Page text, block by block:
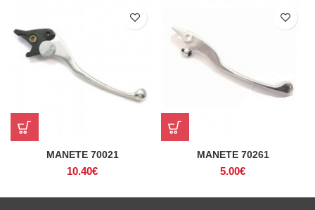
MANETE 70021
10.40€
MANETE 70261
5.00€